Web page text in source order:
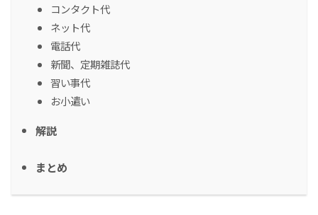
コンタクト代
ネット代
電話代
新聞、定期雑誌代
習い事代
お小遣い
解説
まとめ